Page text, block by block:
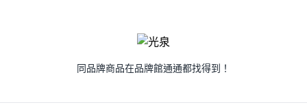
同品牌商品在品牌館通通都找得到！